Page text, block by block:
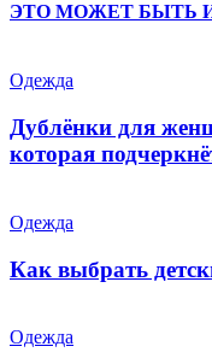
ЭТО МОЖЕТ БЫТЬ
Одежда
Дублёнки для
которая
Одежда
Как выбрать
Одежда